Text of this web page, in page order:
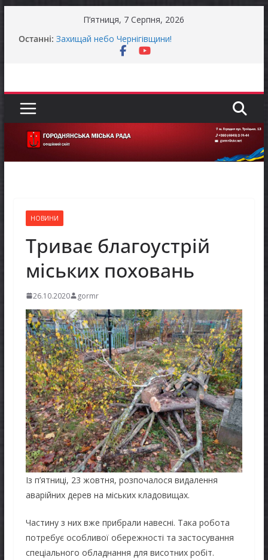
П’ятниця, 7 Серпня, 2026
Останні: Захищай небо Чернігівщини!
Батьки майбутніх першокласників уже можуть
Як отримати компенсацію за товари, придбані
Уповноважений Верховної Ради України з
прав людини проводить опитування щодо
реалізації права осіб з інвалідністю на працю
НОВИНИ
Триває благоустрій
міських поховань
26.10.2020 gormr
Із п’ятниці, 23 жовтня, розпочалося видалення
аварійних дерев на міських кладовищах.
Частину з них вже прибрали навесні. Така робота
потребує особливої обережності та застосування
спеціального обладнання для висотних робіт.